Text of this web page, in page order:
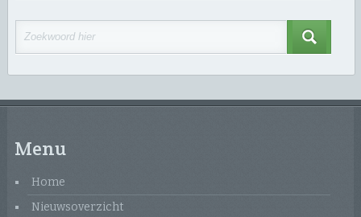
Menu
Home
Nieuwsoverzicht